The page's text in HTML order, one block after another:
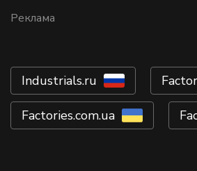
Реклама
Industrials.ru
Factories.com.ua